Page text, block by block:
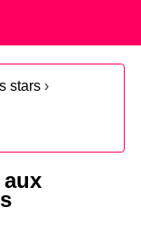
stars ›